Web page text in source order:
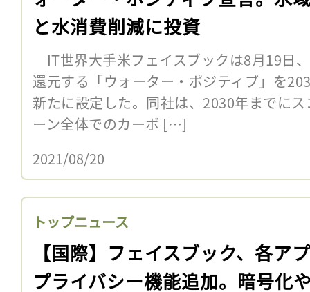
と水消費削減に投資
IT世界大手米フェイスブックは8月19日
還元する「ウォーター・ポジティブ」を
新たに設定した。同社は、2030年までに
ーン全体でのカーボ […]
2021/08/20
トップニュース
【国際】フェイスブック、各ア
プライバシー機能追加。暗号化